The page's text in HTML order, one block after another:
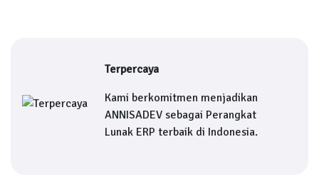
Terpercaya
Kami berkomitmen menjadikan
ANNISADEV sebagai Perangkat
Lunak ERP terbaik di Indonesia.